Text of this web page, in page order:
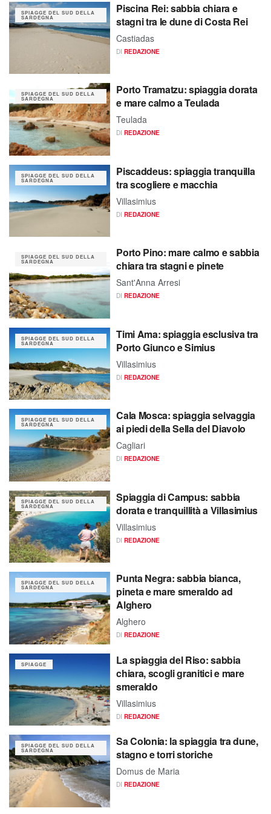
SPIAGGE DEL SUD DELLA
SARDEGNA
Piscina Rei: sabbia chiara e
stagni tra le dune di Costa Rei
Castiadas
DI REDAZIONE
SPIAGGE DEL SUD DELLA
SARDEGNA
Porto Tramatzu: spiaggia dorata
e mare calmo a Teulada
Teulada
DI REDAZIONE
SPIAGGE DEL SUD DELLA
SARDEGNA
Piscaddeus: spiaggia tranquilla
tra scogliere e macchia
Villasimius
DI REDAZIONE
SPIAGGE DEL SUD DELLA
SARDEGNA
Porto Pino: mare calmo e sabbia
chiara tra stagni e pinete
Sant'Anna Arresi
DI REDAZIONE
SPIAGGE DEL SUD DELLA
SARDEGNA
Timi Ama: spiaggia esclusiva tra
Porto Giunco e Simius
Villasimius
DI REDAZIONE
SPIAGGE DEL SUD DELLA
SARDEGNA
Cala Mosca: spiaggia selvaggia
ai piedi della Sella del Diavolo
Cagliari
DI REDAZIONE
SPIAGGE DEL SUD DELLA
SARDEGNA
Spiaggia di Campus: sabbia
dorata e tranquillità a Villasimius
Villasimius
DI REDAZIONE
SPIAGGE DEL SUD DELLA
SARDEGNA
Punta Negra: sabbia bianca,
pineta e mare smeraldo ad
Alghero
Alghero
DI REDAZIONE
SPIAGGE
La spiaggia del Riso: sabbia
chiara, scogli granitici e mare
smeraldo
Villasimius
DI REDAZIONE
SPIAGGE DEL SUD DELLA
SARDEGNA
Sa Colonia: la spiaggia tra dune,
stagno e torri storiche
Domus de Maria
DI REDAZIONE